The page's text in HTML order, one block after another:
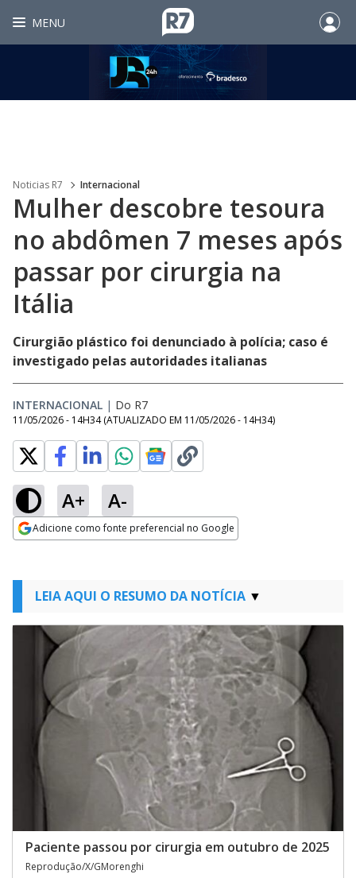
MENU
Noticias R7 Internacional
Mulher descobre tesoura
no abdômen 7 meses após
passar por cirurgia na
Itália
Cirurgião plástico foi denunciado à polícia; caso é
investigado pelas autoridades italianas
INTERNACIONAL | Do R7
11/05/2026 - 14H34 (ATUALIZADO EM 11/05/2026 - 14H34)
A+ A-
Adicione como fonte preferencial no Google
LEIA AQUI O RESUMO DA NOTÍCIA
Paciente passou por cirurgia em outubro de 2025
Reprodução/X/GMorenghi